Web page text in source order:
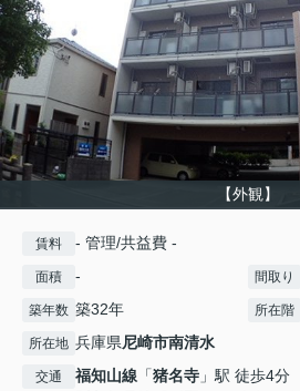
【外観】
賃料 - 管理/共益費 -
面積 - 間取り
築年数 築32年 所在階
所在地 兵庫県尼崎市南清水
交通 福知山線 「猪名寺 」駅 徒歩4分